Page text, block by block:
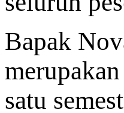
Bapak
satu